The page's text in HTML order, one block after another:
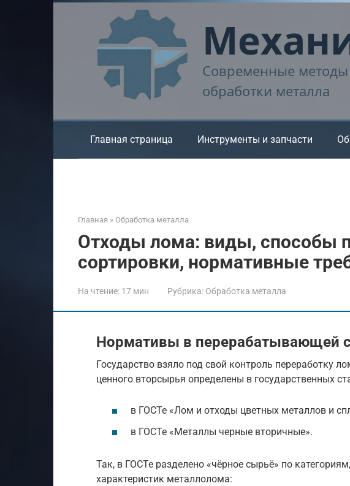
Современные методы
обработки металла
Главная страница Инструменты и запчасти
Главная » Обработка металла
Отходы лома: виды, способы
сортировки, нормативные
На чтение: 17 мин Рубрика: Обработка металла
Нормативы в перерабатывающей
Государство взяло под свой контроль переработку
ценного вторсырья определены в государственных
в ГОСТе «Лом и отходы цветных металлов и
в ГОСТе «Металлы черные вторичные».
Так, в ГОСТе разделено «чёрное сырьё» по
характеристик металлолома: